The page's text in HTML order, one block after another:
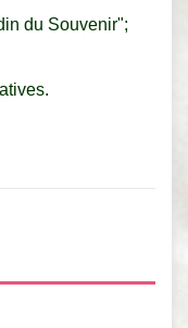
du Souvenir";